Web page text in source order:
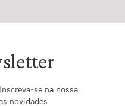
se na nossa
novidades